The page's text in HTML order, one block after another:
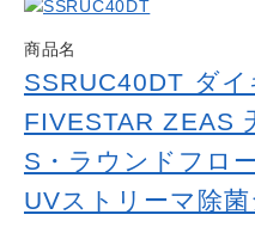
商品名
SSRUC40DT ダ
FIVESTAR ZEAS
S・ラウンドフロ
UVストリーマ除